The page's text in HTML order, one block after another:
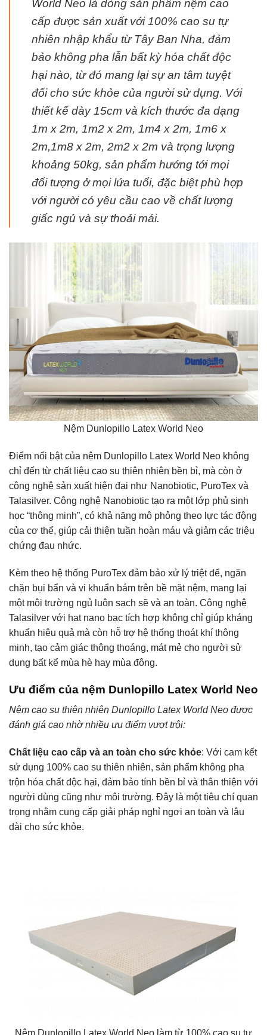
World Neo là dòng sản phẩm nệm cao
cấp được sản xuất với 100% cao su tự
nhiên nhập khẩu từ Tây Ban Nha, đảm
bảo không pha lẫn bất kỳ hóa chất độc
hại nào, từ đó mang lại sự an tâm tuyệt
đối cho sức khỏe của người sử dụng. Với
thiết kế dày 15cm và kích thước đa dạng
1m x 2m, 1m2 x 2m, 1m4 x 2m, 1m6 x
2m,1m8 x 2m, 2m2 x 2m và trọng lượng
khoảng 50kg, sản phẩm hướng tới mọi
đối tượng ở mọi lứa tuổi, đặc biệt phù hợp
với người có yêu cầu cao về chất lượng
giấc ngủ và sự thoải mái.
Nệm Dunlopillo Latex World Neo
Điểm nổi bật của nệm Dunlopillo Latex World Neo không
chỉ đến từ chất liệu cao su thiên nhiên bền bỉ, mà còn ở
công nghệ sản xuất hiện đại như Nanobiotic, PuroTex và
Talasilver. Công nghệ Nanobiotic tạo ra một lớp phủ sinh
học “thông minh”, có khả năng mô phỏng theo lực tác động
của cơ thể, giúp cải thiện tuần hoàn máu và giảm các triệu
chứng đau nhức.
Kèm theo hệ thống PuroTex đảm bảo xử lý triệt để, ngăn
chặn bụi bẩn và vi khuẩn bám trên bề mặt nệm, mang lại
một môi trường ngủ luôn sạch sẽ và an toàn. Công nghệ
Talasilver với hạt nano bạc tích hợp không chỉ giúp kháng
khuẩn hiệu quả mà còn hỗ trợ hệ thống thoát khí thông
minh, tạo cảm giác thông thoáng, mát mẻ cho người sử
dụng bất kể mùa hè hay mùa đông.
Ưu điểm của nệm Dunlopillo Latex World Neo
Nệm cao su thiên nhiên Dunlopillo Latex World Neo được
đánh giá cao nhờ nhiều ưu điểm vượt trội:
Chất liệu cao cấp và an toàn cho sức khỏe: Với cam kết
sử dụng 100% cao su thiên nhiên, sản phẩm không pha
trộn hóa chất độc hại, đảm bảo tính bền bỉ và thân thiện với
người dùng cũng như môi trường. Đây là một tiêu chí quan
trọng nhằm cung cấp giải pháp nghỉ ngơi an toàn và lâu
dài cho sức khỏe.
Nệm Dunlopillo Latex World Neo làm từ 100% cao su tự